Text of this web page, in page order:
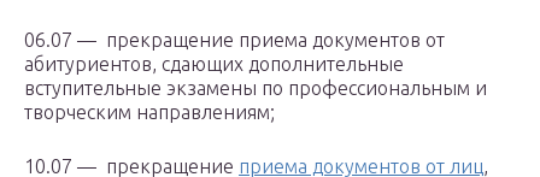
06.07 — прекращение приема документов от
абитуриентов, сдающих дополнительные
вступительные экзамены по профессиональным и
творческим направлениям;
10.07 — прекращение приема документов от лиц,